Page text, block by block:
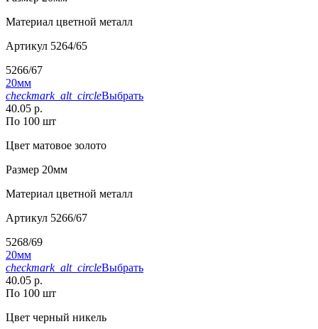
Материал цветной металл
Артикул 5264/65
5266/67
20мм
checkmark_alt_circleВыбрать
40.05 р.
По 100 шт
Цвет матовое золото
Размер 20мм
Материал цветной металл
Артикул 5266/67
5268/69
20мм
checkmark_alt_circleВыбрать
40.05 р.
По 100 шт
Цвет черный никель